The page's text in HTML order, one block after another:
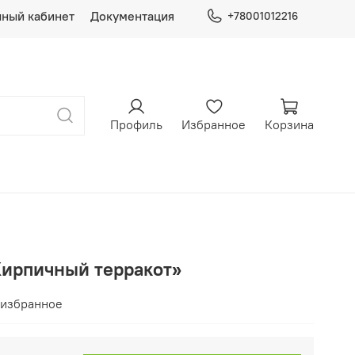
кабинет Документация +78001012216
Профиль Избранное Корзина
терракот»